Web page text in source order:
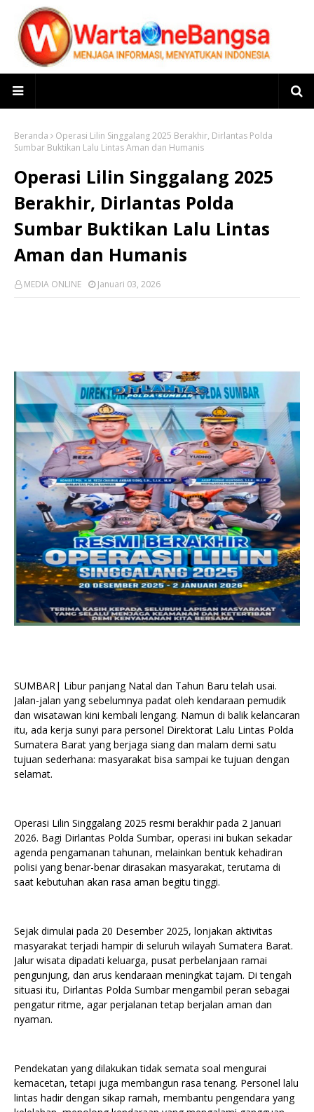
Beranda
Operasi Lilin Singgalang 2025 Berakhir, Dirlantas Polda
Sumbar Buktikan Lalu Lintas Aman dan Humanis
Operasi Lilin Singgalang 2025
Berakhir, Dirlantas Polda
Sumbar Buktikan Lalu Lintas
Aman dan Humanis
MEDIA ONLINE Januari 03, 2026
SUMBAR| Libur panjang Natal dan Tahun Baru telah usai.
Jalan-jalan yang sebelumnya padat oleh kendaraan pemudik
dan wisatawan kini kembali lengang. Namun di balik kelancaran
itu, ada kerja sunyi para personel Direktorat Lalu Lintas Polda
Sumatera Barat yang berjaga siang dan malam demi satu
tujuan sederhana: masyarakat bisa sampai ke tujuan dengan
selamat.
Operasi Lilin Singgalang 2025 resmi berakhir pada 2 Januari
2026. Bagi Dirlantas Polda Sumbar, operasi ini bukan sekadar
agenda pengamanan tahunan, melainkan bentuk kehadiran
polisi yang benar-benar dirasakan masyarakat, terutama di
saat kebutuhan akan rasa aman begitu tinggi.
Sejak dimulai pada 20 Desember 2025, lonjakan aktivitas
masyarakat terjadi hampir di seluruh wilayah Sumatera Barat.
Jalur wisata dipadati keluarga, pusat perbelanjaan ramai
pengunjung, dan arus kendaraan meningkat tajam. Di tengah
situasi itu, Dirlantas Polda Sumbar mengambil peran sebagai
pengatur ritme, agar perjalanan tetap berjalan aman dan
nyaman.
Pendekatan yang dilakukan tidak semata soal mengurai
kemacetan, tetapi juga membangun rasa tenang. Personel lalu
lintas hadir dengan sikap ramah, membantu pengendara yang